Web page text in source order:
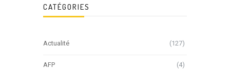
CATÉGORIES
Actualité (127)
AFP (4)